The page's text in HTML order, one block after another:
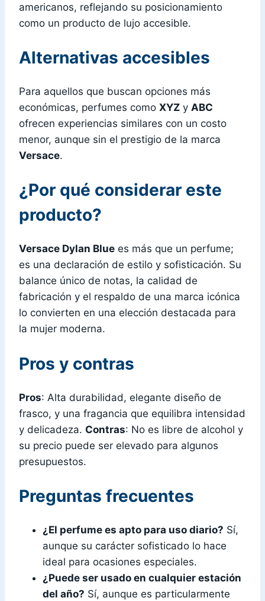
americanos, reflejando su posicionamiento
como un producto de lujo accesible.
Alternativas accesibles
Para aquellos que buscan opciones más
económicas, perfumes como XYZ y ABC
ofrecen experiencias similares con un costo
menor, aunque sin el prestigio de la marca
Versace.
¿Por qué considerar este
producto?
Versace Dylan Blue es más que un perfume;
es una declaración de estilo y sofisticación. Su
balance único de notas, la calidad de
fabricación y el respaldo de una marca icónica
lo convierten en una elección destacada para
la mujer moderna.
Pros y contras
Pros: Alta durabilidad, elegante diseño de
frasco, y una fragancia que equilibra intensidad
y delicadeza. Contras: No es libre de alcohol y
su precio puede ser elevado para algunos
presupuestos.
Preguntas frecuentes
¿El perfume es apto para uso diario? Sí,
aunque su carácter sofisticado lo hace
ideal para ocasiones especiales.
¿Puede ser usado en cualquier estación
del año? Sí, aunque es particularmente